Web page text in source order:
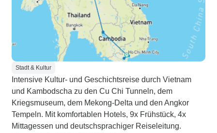
Stadt & Kultur
Intensive Kultur- und Geschichtsreise durch Vietnam
und Kambodscha zu den Cu Chi Tunneln, dem
Kriegsmuseum, dem Mekong-Delta und den Angkor
Tempeln. Mit komfortablen Hotels, 9x Frühstück, 4x
Mittagessen und deutschsprachiger Reiseleitung.